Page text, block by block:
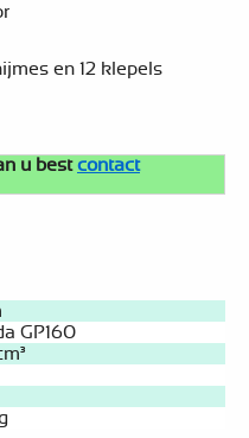
en 12 klepels
u bestcontact
GP160